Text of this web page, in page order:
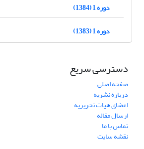
دوره 1 (1384)
دوره 1 (1383)
دسترسی سریع
صفحه اصلی
درباره نشریه
اعضای هیات تحریریه
ارسال مقاله
تماس با ما
نقشه سایت